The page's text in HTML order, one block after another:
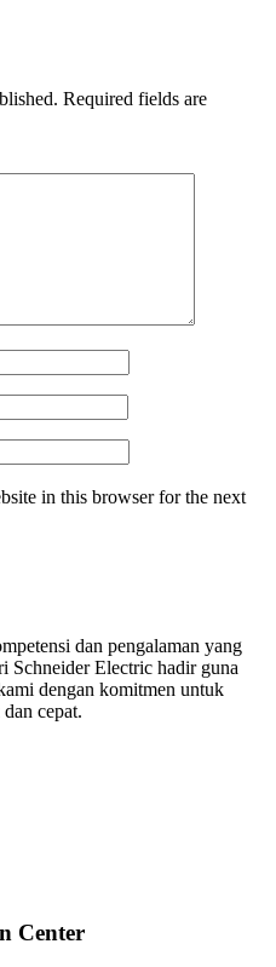
Required fields are
in this browser for the next
dan pengalaman yang
Schneider Electric hadir guna
dengan komitmen untuk
cepat.
Center